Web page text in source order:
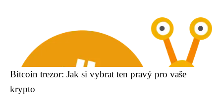
Bitcoin trezor: Jak si vybrat ten pravý pro vaše
krypto